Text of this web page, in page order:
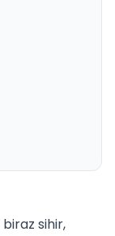
sihir,